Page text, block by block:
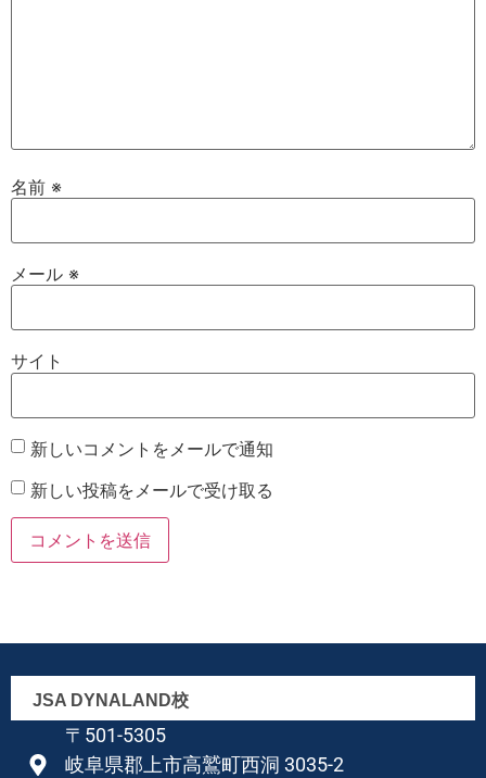
名前 ※
メール ※
サイト
新しいコメントをメールで通知
新しい投稿をメールで受け取る
JSA DYNALAND校
〒501-5305
岐阜県郡上市高鷲町西洞 3035-2